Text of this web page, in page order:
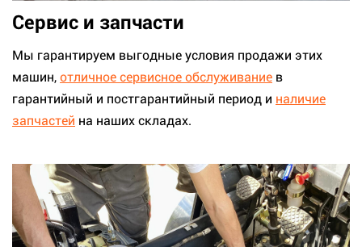
Сервис и запчасти
Мы гарантируем выгодные условия продажи этих
машин, отличное сервисное обслуживание в
гарантийный и постгарантийный период и наличие
запчастей на наших складах.